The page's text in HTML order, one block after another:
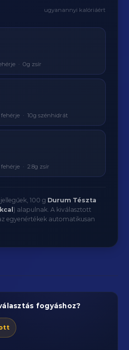
ugyanannyi kalóriáért
· 0g zsír
· 10g szénhidrát
· 2.8g zsír
100 g Durum Tészta
) alapulnak. A kiválasztott
egyenértékek automatikusan
fogyáshoz?